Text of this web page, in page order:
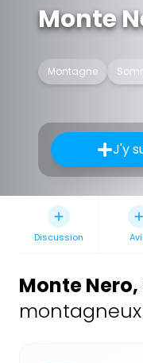
Monte
Montagne
J'y
Discussion
Monte Nero,